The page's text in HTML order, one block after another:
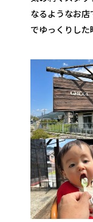
なるようなお
でゆっくりした